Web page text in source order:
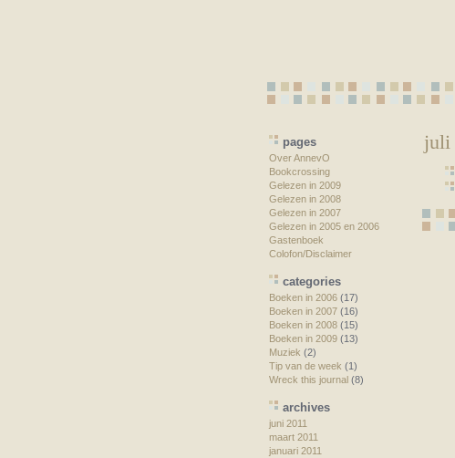
pages
Over AnnevO
Bookcrossing
Gelezen in 2009
Gelezen in 2008
Gelezen in 2007
Gelezen in 2005 en 2006
Gastenboek
Colofon/Disclaimer
categories
Boeken in 2006(17)
Boeken in 2007(16)
Boeken in 2008(15)
Boeken in 2009(13)
Muziek (2)
Tip van de week (1)
Wreck this journal (8)
archives
juni 2011
maart 2011
januari 2011
juli